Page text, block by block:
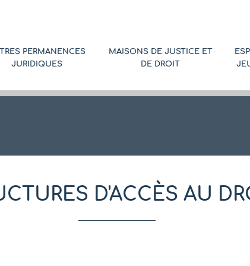
PERMANENCES
JURIDIQUES
MAISONS DE JUSTICE ET
DE DROIT
D'ACCÈS AU